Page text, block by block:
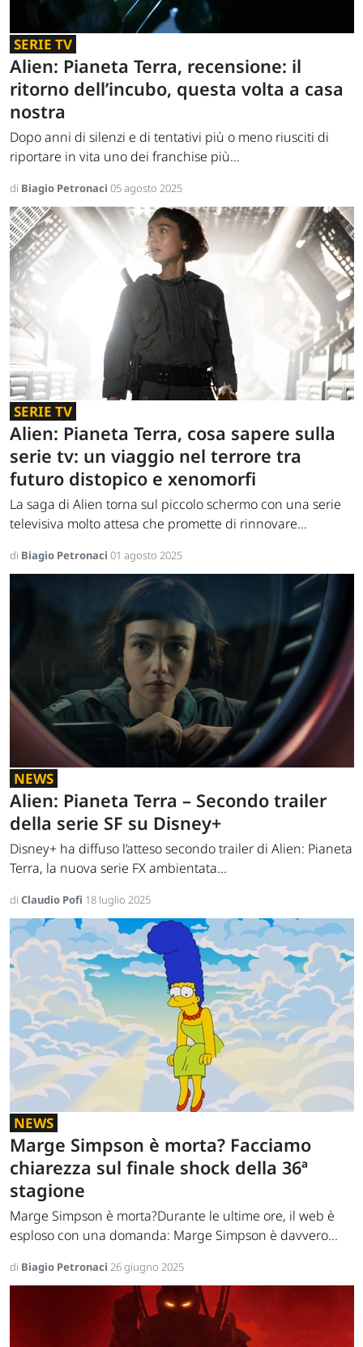
SERIE TV
Alien: Pianeta Terra, recensione: il
ritorno dell’incubo, questa volta a casa
nostra
Dopo anni di silenzi e di tentativi più o meno riusciti di
riportare in vita uno dei franchise più...
di Biagio Petronaci 05 agosto 2025
SERIE TV
Alien: Pianeta Terra, cosa sapere sulla
serie tv: un viaggio nel terrore tra
futuro distopico e xenomorfi
La saga di Alien torna sul piccolo schermo con una serie
televisiva molto attesa che promette di rinnovare...
di Biagio Petronaci 01 agosto 2025
NEWS
Alien: Pianeta Terra – Secondo trailer
della serie SF su Disney+
Disney+ ha diffuso l’atteso secondo trailer di Alien: Pianeta
Terra, la nuova serie FX ambientata...
di Claudio Pofi 18 luglio 2025
NEWS
Marge Simpson è morta? Facciamo
chiarezza sul finale shock della 36ª
stagione
Marge Simpson è morta?Durante le ultime ore, il web è
esploso con una domanda: Marge Simpson è davvero...
di Biagio Petronaci 26 giugno 2025